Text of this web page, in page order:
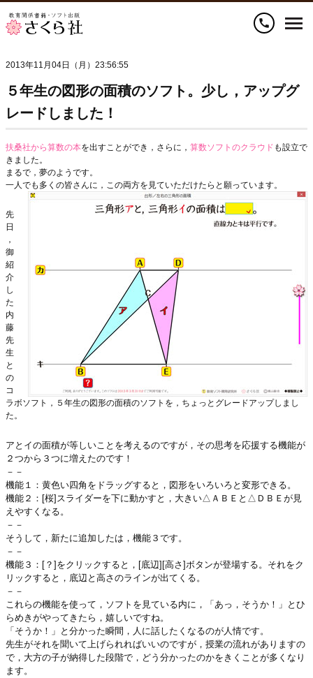
call
2013年11月04日（月）23:56:55
５年生の図形の面積のソフト。少し，アップグ
レードしました！
扶桑社から算数の本を出すことができ，さらに， 算数ソフトのクラウド も設立で
きました。
まるで，夢のようです。
一人でも多くの皆さんに，この両方を見ていただけたらと願っています。
先
日
，
御
紹
介
し
た
内
藤
先
生
と
の
コ
ラボソフト，５年生の図形の面積のソフトを，ちょっとグレードアップしまし
た。
アとイの面積が等しいことを考えるのですが，その思考を応援する機能が
２つから３つに増えたのです！
－－
機能１：黄色い四角をドラッグすると，図形をいろいろと変形できる。
機能２：[桜]スライダーを下に動かすと，大きい△ＡＢＥと△ＤＢＥが見
えやすくなる。
－－
そうして，新たに追加したは，機能３です。
－－
機能３：[？]をクリックすると，[底辺][高さ]ボタンが登場する。それをク
リックすると，底辺と高さのラインが出てくる。
－－
これらの機能を使って，ソフトを見ている内に，「あっ，そうか！」とひ
らめきがやってきたら，嬉しいですね。
「そうか！」と分かった瞬間，人に話したくなるのが人情です。
先生がそれを聞いて上げられればいいのですが，授業の流れがありますの
で，大方の子が納得した段階で，どう分かったのかをきくことが多くなり
ます。